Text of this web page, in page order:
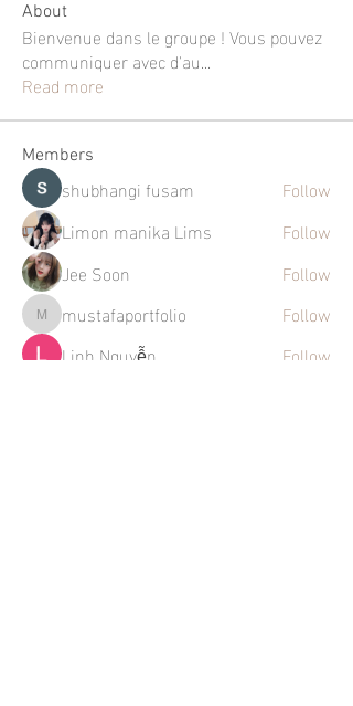
About
Bienvenue dans le groupe ! Vous pouvez
communiquer avec d'au...
Read more
Members
shubhangi fusam
Follow
Limon manika Lims
Follow
Jee Soon
Follow
mustafaportfolio
mustafaportfolio
Follow
Linh Nguyễn
Follow